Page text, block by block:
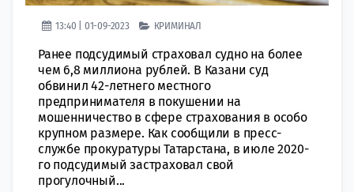
13:40 | 01-09-2023 КРИМИНАЛ
Ранее подсудимый страховал судно на более
чем 6,8 миллиона рублей. В Казани суд
обвинил 42-летнего местного
предпринимателя в покушении на
мошенничество в сфере страхования в особо
крупном размере. Как сообщили в пресс-
службе прокуратуры Татарстана, в июле 2020-
го подсудимый застраховал свой
прогулочный...